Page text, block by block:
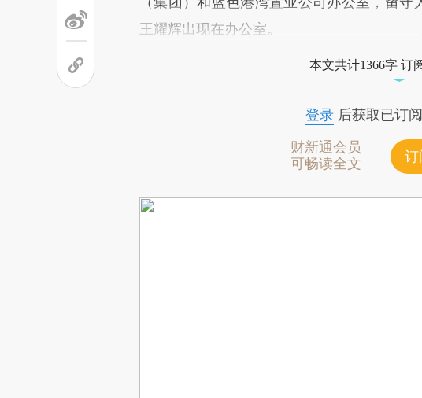
王耀辉出现在办公室。
本文共计1366字 订
登录后获取已订
财新通会员
可畅读全文
订